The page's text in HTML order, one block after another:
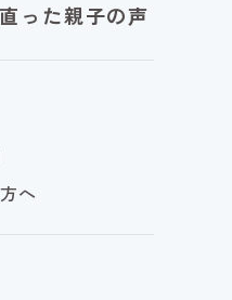
った親子の声
へ